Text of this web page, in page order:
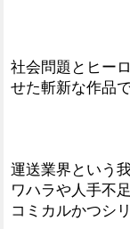
社会問題とヒー
せた斬新な作品で
運送業界という
ワハラや人手不
コミカルかつシ